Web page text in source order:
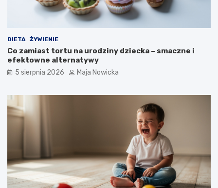
DIETA ŻYWIENIE
Co zamiast tortu na urodziny dziecka – smaczne i
efektowne alternatywy
5 sierpnia 2026 Maja Nowicka